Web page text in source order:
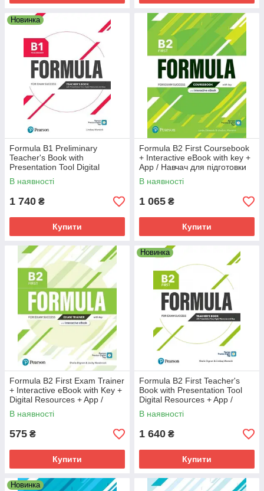
Новинка
Formula B1 Preliminary
Teacher's Book with
Presentation Tool Digital
Resources + App / Книга для
учителя
В наявності
1 740 ₴
Купити
Formula B2 First Coursebook
+ Interactive eBook with key +
App / Навчач для підготовки
до іспитів FCE
В наявності
1 065 ₴
Купити
Formula B2 First Exam Trainer
+ Interactive eBook with Key +
Digital Resources + App /
Книга
В наявності
575 ₴
Купити
Новинка
Formula B2 First Teacher's
Book with Presentation Tool
Digital Resources + App /
Книга для учителя
В наявності
1 640 ₴
Купити
Новинка